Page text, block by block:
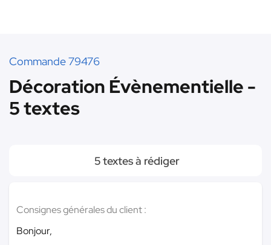
Commande 79476
Décoration Évènementielle -
5 textes
5 textes à rédiger
Consignes générales du client :
Bonjour,